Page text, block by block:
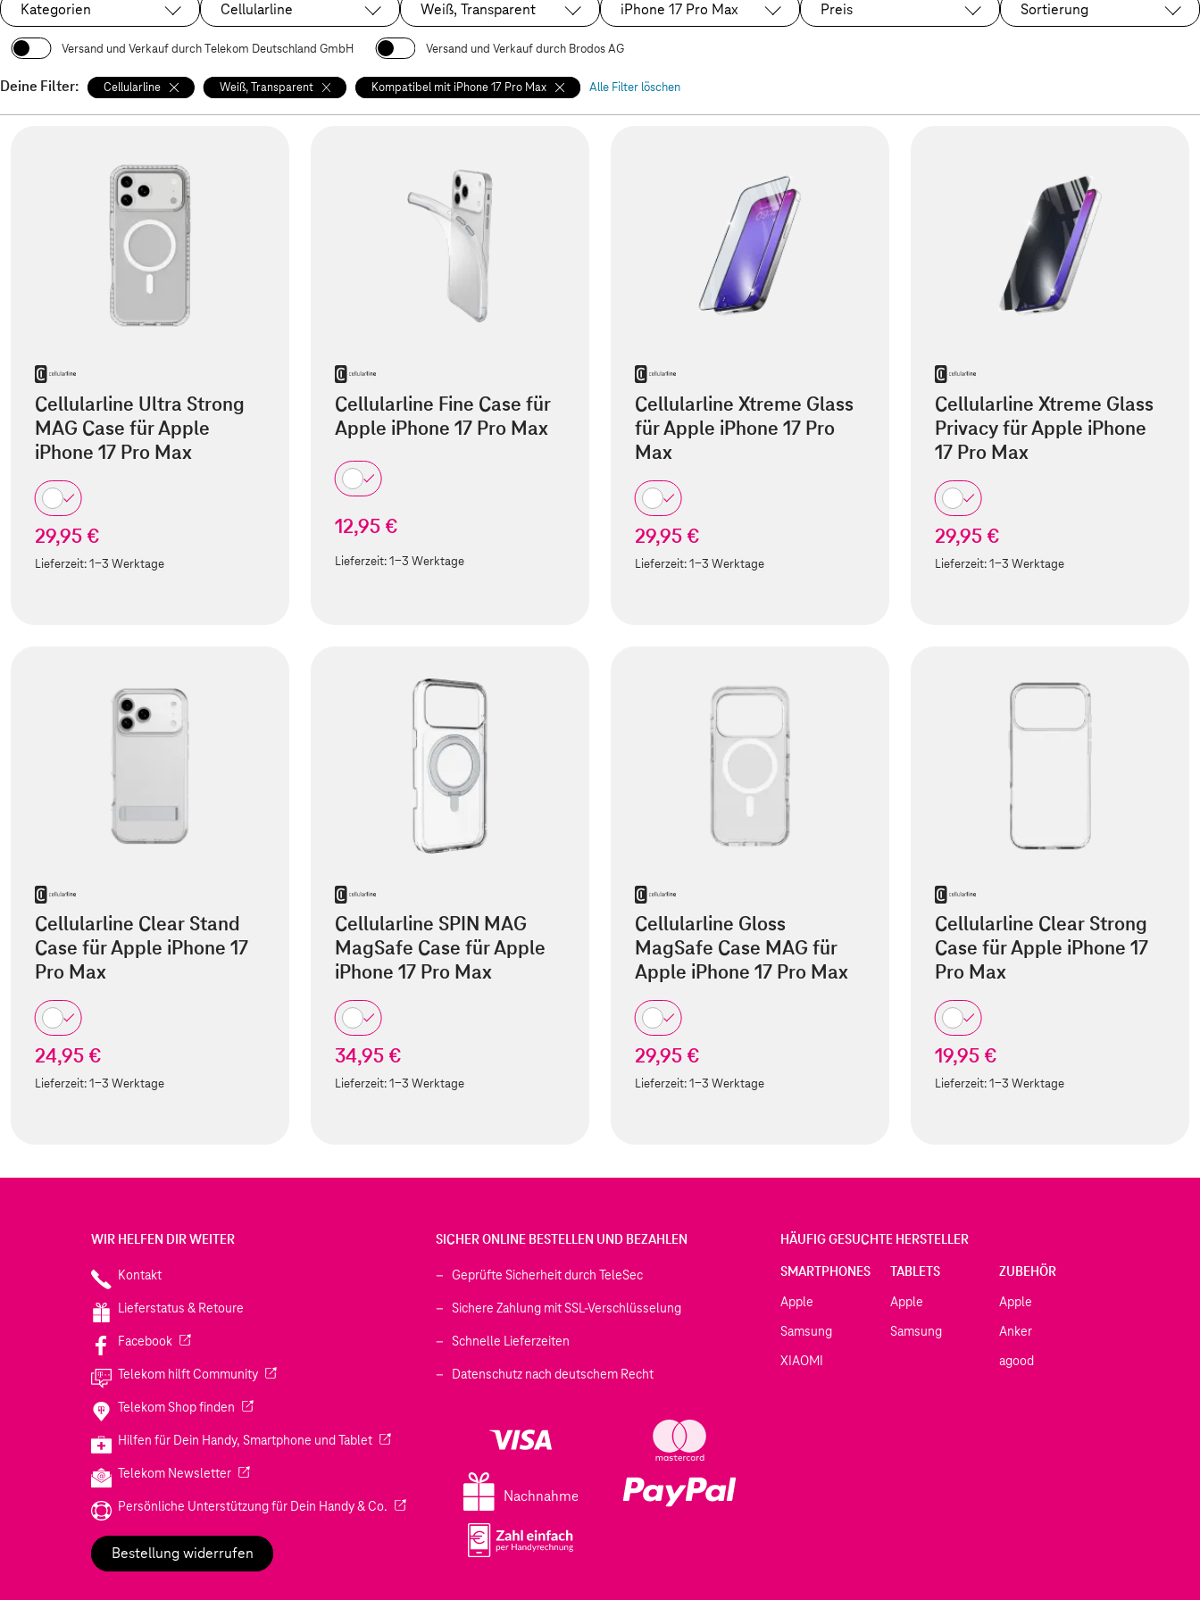
Kategorien Ausgewählt:
Cellularline Ausgewählt:
Weiß, Transparent Ausgewählt:
iPhone 17 Pro Max Preis Sortierung
Versand und Verkauf durch Telekom Deutschland GmbH Versand und Verkauf durch Brodos AG
Deine Filter: Cellularline Weiß, Transparent Kompatibel mit iPhone 17 Pro Max Alle Filter löschen
Cellularline Ultra Strong
MAG Case für Apple
iPhone 17 Pro Max
29,95 €
Lieferzeit:1-3 Werktage
Cellularline Fine Case für
Apple iPhone 17 Pro Max
12,95 €
Lieferzeit:1-3 Werktage
Cellularline Xtreme Glass
für Apple iPhone 17 Pro
Max
29,95 €
Lieferzeit:1-3 Werktage
Cellularline Xtreme Glass
Privacy für Apple iPhone
17 Pro Max
29,95 €
Lieferzeit:1-3 Werktage
Cellularline Clear Stand
Case für Apple iPhone 17
Pro Max
24,95 €
Lieferzeit:1-3 Werktage
Cellularline SPIN MAG
MagSafe Case für Apple
iPhone 17 Pro Max
34,95 €
Lieferzeit:1-3 Werktage
Cellularline Gloss
MagSafe Case MAG für
Apple iPhone 17 Pro Max
29,95 €
Lieferzeit:1-3 Werktage
Cellularline Clear Strong
Case für Apple iPhone 17
Pro Max
19,95 €
Lieferzeit:1-3 Werktage
WIR HELFEN DIR WEITER
Kontakt
Lieferstatus & Retoure
Facebook(Wird in einem neuen Tab geöffnet)
Telekom hilft Community(Wird in einem neuen Tab geöffnet)
Telekom Shop finden (Wird in einem neuen Tab geöffnet)
Hilfen für Dein Handy, Smartphone und Tablet(Wird in einem neuen Tab geöffnet)
Telekom Newsletter(Wird in einem neuen Tab geöffnet)
Persönliche Unterstützung für Dein Handy & Co. (Wird in einem neuen Tab geöffnet)
Bestellung widerrufen
SICHER ONLINE BESTELLEN UND BEZAHLEN
Geprüfte Sicherheit durch TeleSec
Sichere Zahlung mit SSL-Verschlüsselung
Schnelle Lieferzeiten
Datenschutz nach deutschem Recht
Nachnahme
HÄUFIG GESUCHTE HERSTELLER
SMARTPHONES
Apple
Samsung
XIAOMI
TABLETS
Apple
Samsung
ZUBEHÖR
Apple
Anker
agood